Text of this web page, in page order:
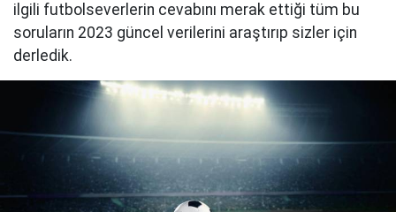
ilgili futbolseverlerin cevabını merak ettiği tüm bu
soruların 2023 güncel verilerini araştırıp sizler için
derledik.